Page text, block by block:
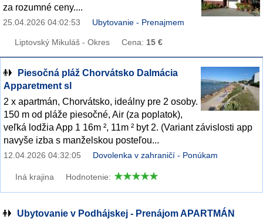
za rozumné ceny....
25.04.2026 04:02:53 Ubytovanie - Prenajmem
Liptovský Mikuláš - Okres Cena: 15 €
Piesočná pláž Chorvátsko Dalmácia
Apparetment sl
2 x apartmán, Chorvátsko, ideálny pre 2 osoby.
150 m od pláže piesočné, Air (za poplatok),
veľká lodžia App 1 16m ², 11m ² byt 2. (Variant závislosti app
navyše izba s manželskou posteľou...
12.04.2026 04:32:05 Dovolenka v zahraničí - Ponúkam
Iná krajina Hodnotenie:
Ubytovanie v Podhájskej - Prenájom APARTMÁN